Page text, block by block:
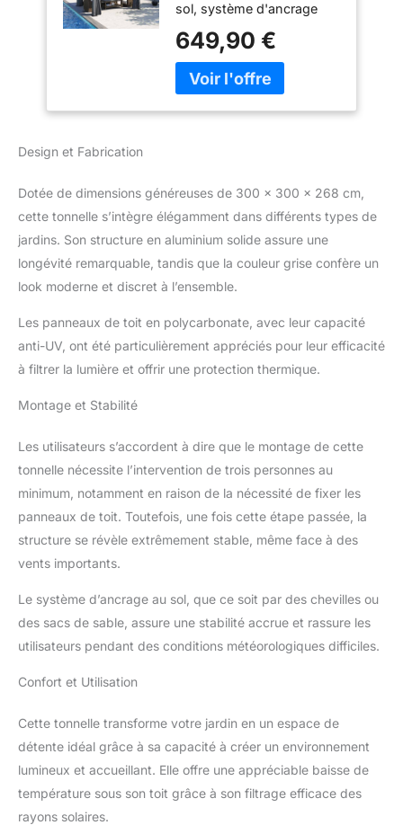
Panneau de
Protection Solaire
Double pc Uv50+,
Tonnelle de Jardin
Extereur en
sol, système d'ancrage
ancré au sol ; 4 pieds de
0,9mm d'épaisseur et 4
tubes transversaux de
pratique : les dimensions
3×3 ou 3×4 sont
disponibles pour mieux
espaces du patio ; 16
bâches creuses en carton
assurent une bonne
transmission de la lumière,
de sorte que le gazebo est
périmètre assurent une
protection contre le vent
et la pluie, et montrent
également la belle vue
lorsque le gazebo est
fermé. ENVIRONNEMENT
panneaux PC creux peut
rayons UV sous le soleil
brûlant (le corps se sent
pavillon, aucun éclairage
supplémentaire n'est
nécessaire pendant la
journée, ce qui crée un
environnement extérieur
649,90 €
Design et Fabrication
Dotée de dimensions généreuses de 300 x 300 x 268 cm,
cette tonnelle s’intègre élégamment dans différents types de
jardins. Son structure en aluminium solide assure une
longévité remarquable, tandis que la couleur grise confère un
look moderne et discret à l’ensemble.
Les panneaux de toit en polycarbonate, avec leur capacité
anti-UV, ont été particulièrement appréciés pour leur efficacité
à filtrer la lumière et offrir une protection thermique.
Montage et Stabilité
Les utilisateurs s’accordent à dire que le montage de cette
tonnelle nécessite l’intervention de trois personnes au
minimum, notamment en raison de la nécessité de fixer les
panneaux de toit. Toutefois, une fois cette étape passée, la
structure se révèle extrêmement stable, même face à des
vents importants.
Le système d’ancrage au sol, que ce soit par des chevilles ou
des sacs de sable, assure une stabilité accrue et rassure les
utilisateurs pendant des conditions météorologiques difficiles.
Confort et Utilisation
Cette tonnelle transforme votre jardin en un espace de
détente idéal grâce à sa capacité à créer un environnement
lumineux et accueillant. Elle offre une appréciable baisse de
température sous son toit grâce à son filtrage efficace des
rayons solaires.